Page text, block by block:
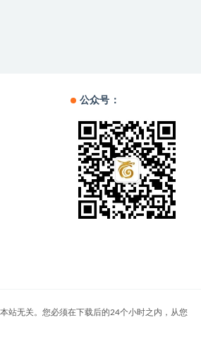
公众号：
站无关。您必须在下载后的24个小时之内，从您